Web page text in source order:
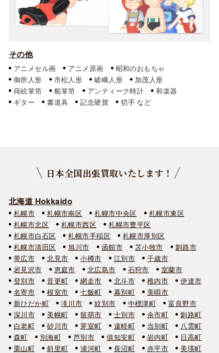
その他
アニメセル画 アニメ原画
昭和のおもちゃ
御所人形
市松人形 嵯峨人形
加茂人形
蒔絵箪笥
船箪笥 アンティーク時計
和楽器
ギター
書道具 記念硬貨 切手
日本全国出張買取いたします！
北海道 Hokkaido
札幌市 札幌市南区 札幌市中央区
札幌市東区
札幌市北区
札幌市西区
札幌市豊平区
札幌市白石区
札幌市手稲区
札幌市厚別区
札幌市清田区
旭川市 函館市 苫小牧市
釧路市
帯広市
北見市 小樽市 江別市
千歳市
岩見沢市
恵庭市 北広島市 石狩市
室蘭市
登別市
音更町 網走市 北斗市 稚内市
伊達市
名寄市
根室市 七飯町 幕別町
美唄市
新ひだか町
滝川市 紋別市 中標津町
富良野市
深川市
美幌町 留萌市 士別市 余市町
釧路町
白老町
砂川市 芽室町 遠軽町 当別町
八雲町
森町
別海町 芦別市 俱知安町 岩内町
日高町
栗山町
斜里町 浦河町 長沼町 赤平市 美瑛町